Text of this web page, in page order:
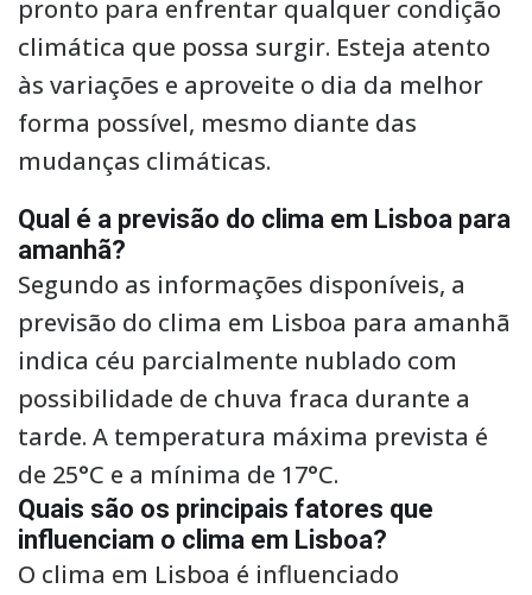
pronto para enfrentar qualquer condição
climática que possa surgir. Esteja atento
às variações e aproveite o dia da melhor
forma possível, mesmo diante das
mudanças climáticas.
Qual é a previsão do clima em Lisboa para
amanhã?
Segundo as informações disponíveis, a
previsão do clima em Lisboa para amanhã
indica céu parcialmente nublado com
possibilidade de chuva fraca durante a
tarde. A temperatura máxima prevista é
de 25°C e a mínima de 17°C.
Quais são os principais fatores que
influenciam o clima em Lisboa?
O clima em Lisboa é influenciado